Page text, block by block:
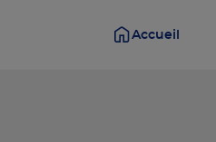
Accueil